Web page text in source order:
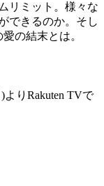
リミット。様々な
できるのか。そし
の結末とは。
よりRakuten TVで